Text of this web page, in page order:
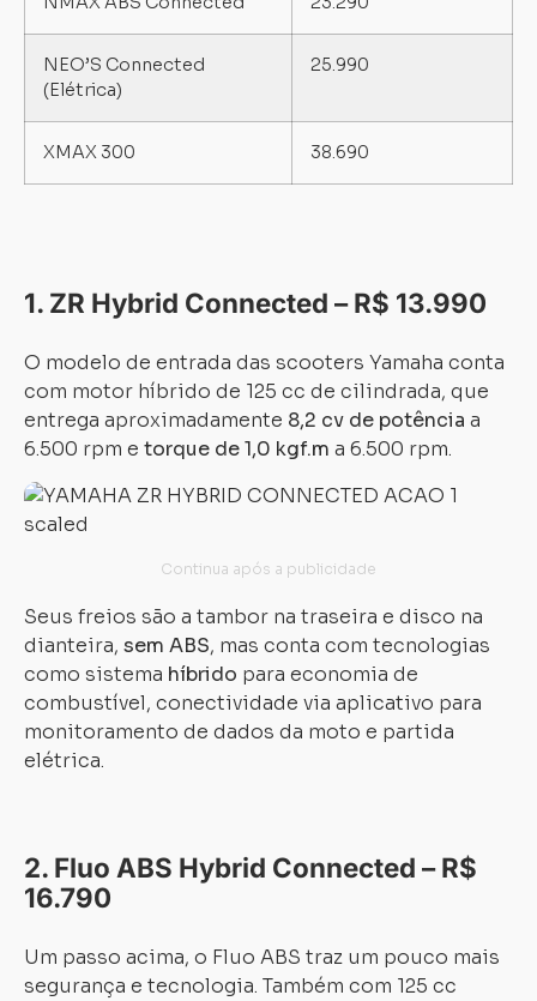
NEO’S Connected
(Elétrica)
25.990
XMAX 300 38.690
1. ZR Hybrid Connected – R$ 13.990
O modelo de entrada das scooters Yamaha conta
com motor híbrido de 125 cc de cilindrada, que
entrega aproximadamente 8,2 cv de potência a
6.500 rpm e torque de1,0 kgf.m a 6.500 rpm.
Seus freios são a tambor na traseira e disco na
dianteira, sem ABS, mas conta com tecnologias
como sistema híbrido para economia de
combustível, conectividade via aplicativo para
monitoramento de dados da moto e partida
elétrica.
2. Fluo ABS Hybrid Connected – R$
16.790
Um passo acima, o Fluo ABS traz um pouco mais
segurança e tecnologia. Também com 125 cc